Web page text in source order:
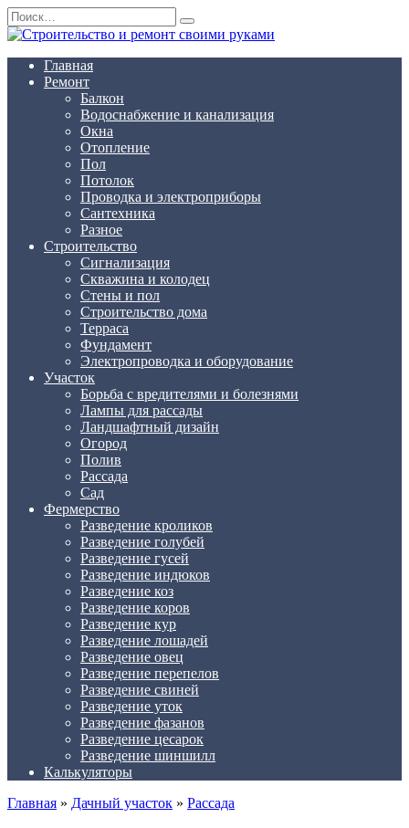
Перейти
к
содержанию
Search
for:
Главная
Ремонт
Балкон
Водоснабжение и канализация
Окна
Отопление
Пол
Потолок
Проводка и электроприборы
Сантехника
Разное
Строительство
Сигнализация
Скважина и колодец
Стены и пол
Строительство дома
Терраса
Фундамент
Электропроводка и оборудование
Участок
Борьба с вредителями и болезнями
Лампы для рассады
Ландшафтный дизайн
Огород
Полив
Рассада
Сад
Фермерство
Разведение кроликов
Разведение голубей
Разведение гусей
Разведение индюков
Разведение коз
Разведение коров
Разведение кур
Разведение лошадей
Разведение овец
Разведение перепелов
Разведение свиней
Разведение уток
Разведение фазанов
Разведение цесарок
Разведение шиншилл
Калькуляторы
Главная » Дачный участок » Рассада